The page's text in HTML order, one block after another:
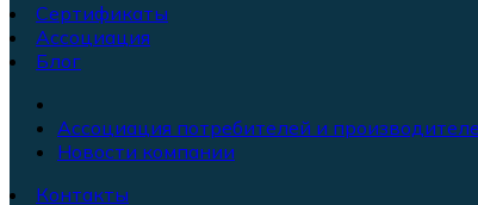
Сертификаты
Ассоциация
Блог
Ассоциация потребителей и
Новости компании
Контакты